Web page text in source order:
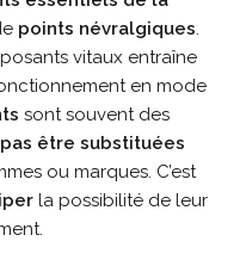
points névralgiques.
vitaux entraîne
en mode
sont souvent des
pas être substituées
ou marques. C’est
la possibilité de leur